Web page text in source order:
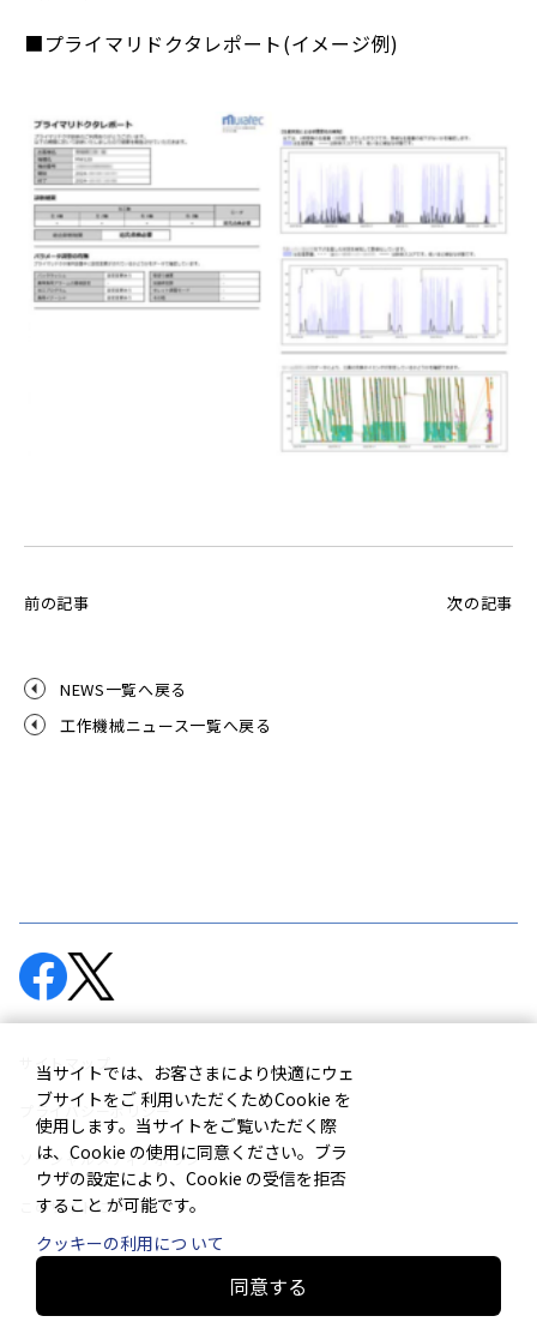
■プライマリドクタレポート(イメージ例)
前の記事 次の記事
NEWS一覧へ戻る
工作機械ニュース一覧へ戻る
サイトマップ
プライバシーポリシー
ソーシャルメディアポリシー
このサイトについて
© Murata Machinery, Ltd.
当サイトでは、お客さまにより快適にウェ
ブサイトをご 利用いただくためCookie を
使用します。当サイトをご覧いただく際
は、Cookie の使用に同意ください。ブラ
ウザの設定により、Cookie の受信を拒否
すること が可能です。
クッキーの利用につ いて
同意する